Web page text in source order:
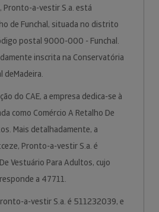
Pronto-a-vestir S.a. está
de Funchal, situada no distrito
postal 9000-000 - Funchal.
inscrita na Conservatória
deMadeira.
do CAE, a empresa dedica-se à
como Comércio A Retalho De
Mais detalhadamente, a
Pronto-a-vestir S.a. é
Vestuário Para Adultos, cujo
a 47711.
a-vestir S.a. é 511232039, e